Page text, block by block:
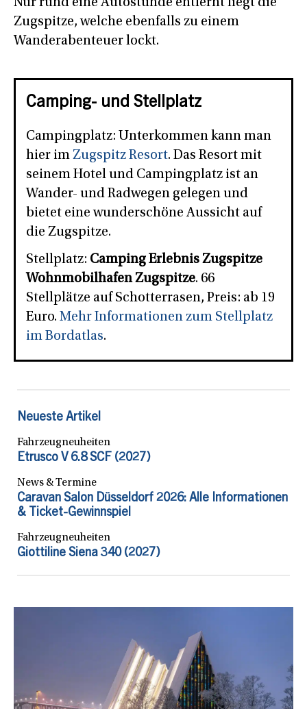
Zugspitze, welche ebenfalls zu einem
Wanderabenteuer lockt.
Camping- und Stellplatz
Campingplatz: Unterkommen kann man
hier im Zugspitz Resort. Das Resort mit
seinem Hotel und Campingplatz ist an
Wander- und Radwegen gelegen und
bietet eine wunderschöne Aussicht auf
die Zugspitze.
Stellplatz: Camping Erlebnis Zugspitze
Wohnmobilhafen Zugspitze. 66
Stellplätze auf Schotterrasen, Preis: ab 19
Euro. Mehr Informationen zum Stellplatz
im Bordatlas.
Neueste Artikel
Fahrzeugneuheiten
Etrusco V 6.8 SCF (2027)
News & Termine
Caravan Salon Düsseldorf 2026: Alle Informationen
& Ticket-Gewinnspiel
Fahrzeugneuheiten
Giottiline Siena 340 (2027)